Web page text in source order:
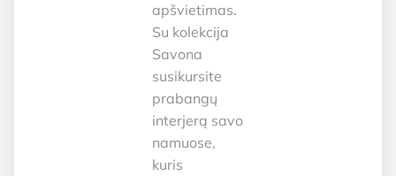
apšvietimas.
Su kolekcija
Savona
susikursite
prabangų
interjerą savo
namuose,
kuris